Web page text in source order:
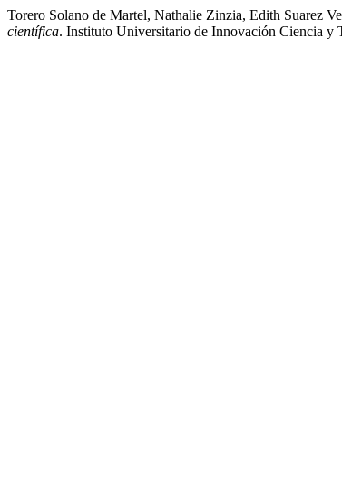
Torero Solano de Martel, Nathalie Zinzia, Edith Suarez
científica. Instituto Universitario de Innovación Ciencia y